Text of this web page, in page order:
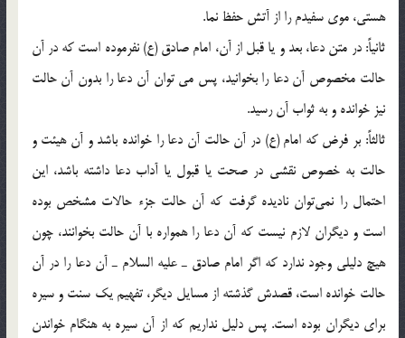
هستي، موي سفيدم را از آتش حفظ نما.
ثانياً: در متن دعا، بعد و يا قبل از آن، امام صادق (ع) نفرموده است كه در آن
حالت مخصوص آن دعا را بخوانيد، پس مي توان آن دعا را بدون آن حالت
نيز خوانده و به ثواب آن رسيد.
ثالثاً: بر فرض كه امام (ع) در آن حالت آن دعا را خوانده باشد و آن هيئت و
حالت به خصوص نقشي در صحت يا قبول يا آداب دعا داشته باشد، اين
احتمال را نمي‌توان ناديده گرفت كه آن حالت جزء ‌حالات مشخص بوده
است و ديگران لازم نيست كه آن دعا را همواره با آن حالت بخوانند، چون
هيچ دليلي وجود ندارد كه اگر امام صادق ـ عليه السلام ـ آن دعا را در آن
حالت خوانده است، قصدش گذشته از مسايل ديگر، تفهيم يك سنت و سيره
براي ديگران بوده است. پس دليل نداريم كه از آن سيره به هنگام خواندن